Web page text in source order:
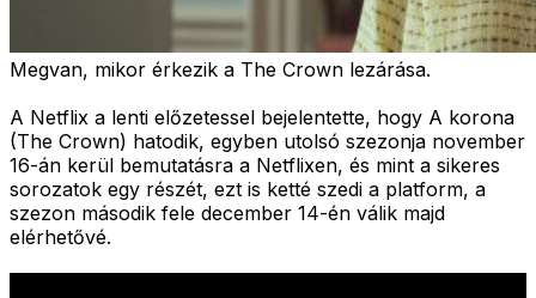
Megvan, mikor érkezik a The Crown lezárása.
A Netflix a lenti előzetessel bejelentette, hogy A korona
(The Crown) hatodik, egyben utolsó szezonja november
16-án kerül bemutatásra a Netflixen, és mint a sikeres
sorozatok egy részét, ezt is ketté szedi a platform, a
szezon második fele december 14-én válik majd
elérhetővé.